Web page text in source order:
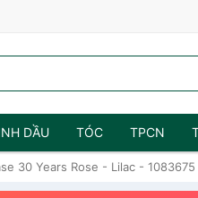
DẦU TÓC TPCN
30 Years Rose - Lilac - 1083675